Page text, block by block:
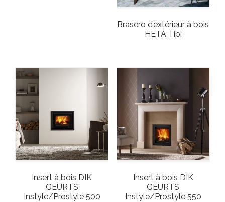
Brasero d’extérieur à bois
HETA Tipi
Insert à bois DIK
GEURTS
Instyle/Prostyle 500
Insert à bois DIK
GEURTS
Instyle/Prostyle 550